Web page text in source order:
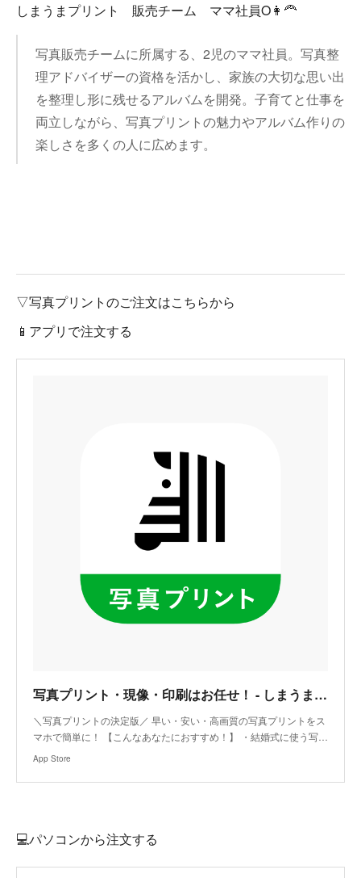
しまうまプリント 販売チーム ママ社員O👩‍🦰
写真販売チームに所属する、2児のママ社員。写真整
理アドバイザーの資格を活かし、家族の大切な思い出
を整理し形に残せるアルバムを開発。子育てと仕事を
両立しながら、写真プリントの魅力やアルバム作りの
楽しさを多くの人に広めます。
▽写真プリントのご注文はこちらから
📱アプリで注文する
‎写真プリント・現像・印刷はお任せ！ - しまうまプリント
‎＼写真プリントの決定版／ 早い・安い・高画質の写真プリントをス
マホで簡単に！ 【こんなあなたにおすすめ！】 ・結婚式に使う写…
App Store
💻パソコンから注文する